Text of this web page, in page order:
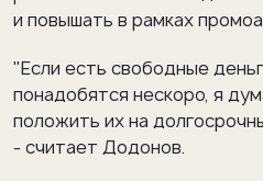
и повышать в рамках
"Если есть свободные
понадобятся нескоро, я
положить их на
- считает Додонов.